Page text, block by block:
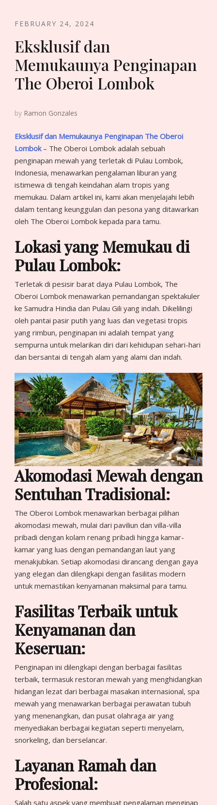
FEBRUARY 24, 2024
Eksklusif dan
Memukaunya Penginapan
The Oberoi Lombok
by Ramon Gonzales
Eksklusif dan Memukaunya Penginapan The Oberoi
Lombok– The Oberoi Lombok adalah sebuah
penginapan mewah yang terletak di Pulau Lombok,
Indonesia, menawarkan pengalaman liburan yang
istimewa di tengah keindahan alam tropis yang
memukau. Dalam artikel ini, kami akan menjelajahi lebih
dalam tentang keunggulan dan pesona yang ditawarkan
oleh The Oberoi Lombok kepada para tamu.
Lokasi yang Memukau di
Pulau Lombok:
Terletak di pesisir barat daya Pulau Lombok, The
Oberoi Lombok menawarkan pemandangan spektakuler
ke Samudra Hindia dan Pulau Gili yang indah. Dikelilingi
oleh pantai pasir putih yang luas dan vegetasi tropis
yang rimbun, penginapan ini adalah tempat yang
sempurna untuk melarikan diri dari kehidupan sehari-hari
dan bersantai di tengah alam yang alami dan indah.
Akomodasi Mewah dengan
Sentuhan Tradisional:
The Oberoi Lombok menawarkan berbagai pilihan
akomodasi mewah, mulai dari paviliun dan villa-villa
pribadi dengan kolam renang pribadi hingga kamar-
kamar yang luas dengan pemandangan laut yang
menakjubkan. Setiap akomodasi dirancang dengan gaya
yang elegan dan dilengkapi dengan fasilitas modern
untuk memastikan kenyamanan maksimal para tamu.
Fasilitas Terbaik untuk
Kenyamanan dan
Keseruan:
Penginapan ini dilengkapi dengan berbagai fasilitas
terbaik, termasuk restoran mewah yang menghidangkan
hidangan lezat dari berbagai masakan internasional, spa
mewah yang menawarkan berbagai perawatan tubuh
yang menenangkan, dan pusat olahraga air yang
menyediakan berbagai kegiatan seperti menyelam,
snorkeling, dan berselancar.
Layanan Ramah dan
Profesional:
Salah satu aspek yang membuat pengalaman menginap